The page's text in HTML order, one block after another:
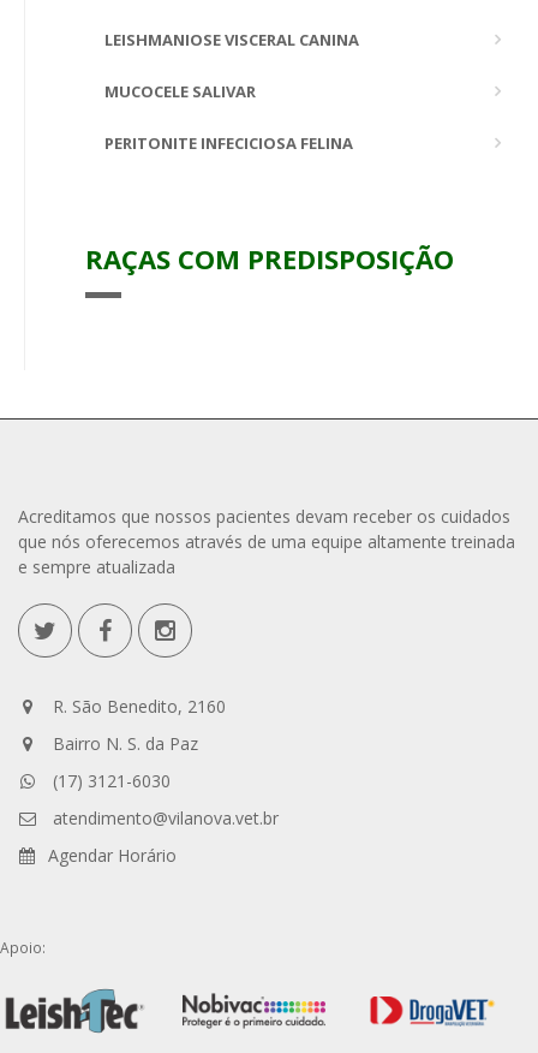
LEISHMANIOSE VISCERAL CANINA
MUCOCELE SALIVAR
PERITONITE INFECICIOSA FELINA
RAÇAS COM PREDISPOSIÇÃO
Acreditamos que nossos pacientes devam receber os cuidados
que nós oferecemos através de uma equipe altamente treinada
e sempre atualizada
R. São Benedito, 2160
Bairro N. S. da Paz
(17) 3121-6030
atendimento@vilanova.vet.br
Agendar Horário
Apoio: